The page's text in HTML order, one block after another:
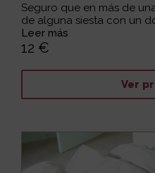
Seguro que en más de
de alguna siesta con un
Leer más
12 €
Ver